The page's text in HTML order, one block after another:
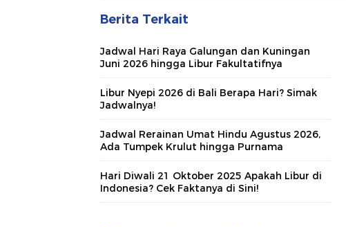
Berita Terkait
Jadwal Hari Raya Galungan dan Kuningan
Juni 2026 hingga Libur Fakultatifnya
Libur Nyepi 2026 di Bali Berapa Hari? Simak
Jadwalnya!
Jadwal Rerainan Umat Hindu Agustus 2026,
Ada Tumpek Krulut hingga Purnama
Hari Diwali 21 Oktober 2025 Apakah Libur di
Indonesia? Cek Faktanya di Sini!